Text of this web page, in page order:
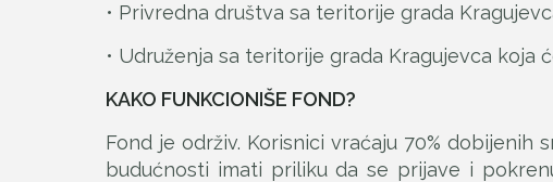
• Privredna društva sa teritorije grada
• Udruženja sa teritorije grada Kragujevca
KAKO FUNKCIONIŠE FOND?
Fond je održiv. Korisnici vraćaju 70%
budućnosti imati priliku da se prijave i